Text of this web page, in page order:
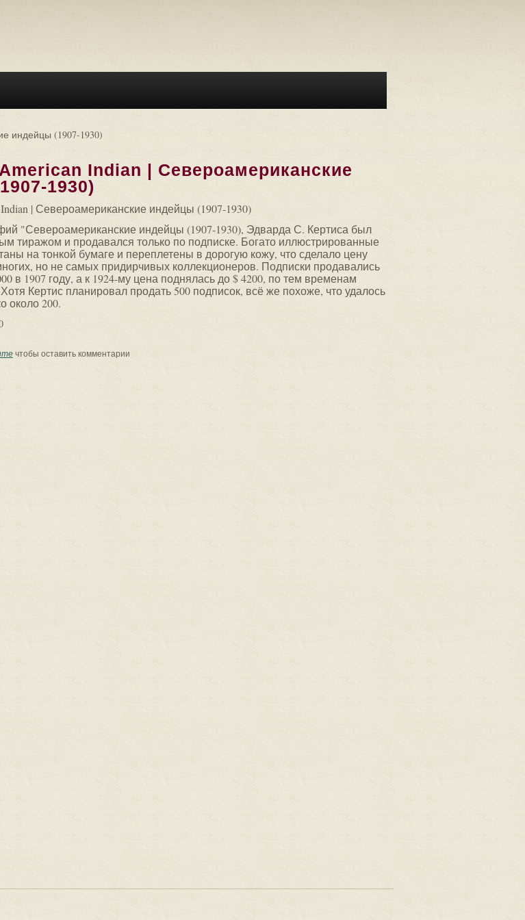
индейцы (1907-1930)
Indian | Североамериканские
1930)
Indian | Североамериканские индейцы (1907-1930)
"Североамериканские индейцы (1907-1930), Эдварда С. Кертиса был
тиражом и продавался только по подписке. Богато иллюстрированные
на тонкой бумаге и переплетены в дорогую кожу, что сделало цену
но не самых придирчивых коллекционеров. Подписки продавались
в 1907 году, а к 1924-му цена поднялась до $ 4200, по тем временам
Кертис планировал продать 500 подписок, всё же похоже, что удалось
около 200.
чтобы оставить комментарии